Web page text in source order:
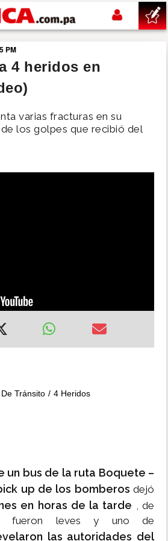
PM
4 heridos en
varias fracturas en su
los golpes que recibió del
Tránsito 4 Heridos
un bus de la ruta Boquete –
up de los bomberos dejó
en horas de la tarde , de
fueron leves y uno de
las autoridades del